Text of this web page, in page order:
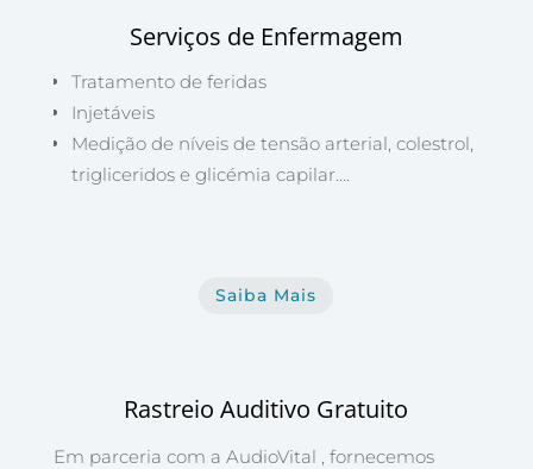
Serviços de Enfermagem
Tratamento de feridas
Injetáveis
Medição de níveis de tensão arterial, colestrol,
trigliceridos e glicémia capilar….
Saiba Mais
Rastreio Auditivo Gratuito
Em parceria com a AudioVital , fornecemos